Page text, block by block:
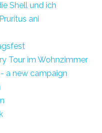
Shell und ich
ani
Tour im Wohnzimmer
a new campaign